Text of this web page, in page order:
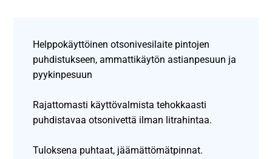
Helppokäyttöinen otsonivesilaite pintojen
puhdistukseen, ammattikäytön astianpesuun ja
pyykinpesuun
Rajattomasti käyttövalmista tehokkaasti
puhdistavaa otsonivettä ilman litrahintaa.
Tuloksena puhtaat, jäämättömätpinnat.